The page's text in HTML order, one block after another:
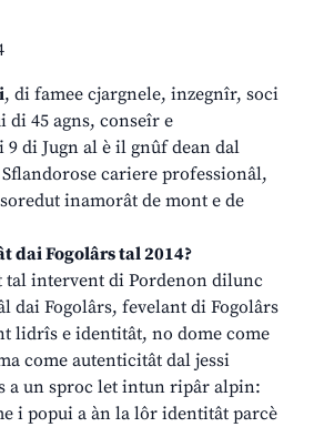
, di famee cjargnele, inzegnîr, soci
di 45 agns, conseîr e
di Jugn al è il gnûf dean dal
cariere professionâl,
inamorât de mont e de
dai Fogolârs tal 2014?
tal intervent di Pordenon dilunc
dai Fogolârs, fevelant di Fogolârs
lidrîs e identitât, no dome come
come autenticitât dal jessi
un sproc let intun ripâr alpin:
i popui a àn la lôr identitât parcè